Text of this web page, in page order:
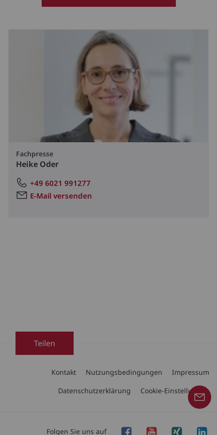
Fachpresse
Heike Oder
+49 6021 991277
E-Mail versenden
Teilen
Kontakt Nutzungsbedingungen
Impressum
Datenschutzerklärung
Cookie-Einstellungen
Folgen Sie uns auf